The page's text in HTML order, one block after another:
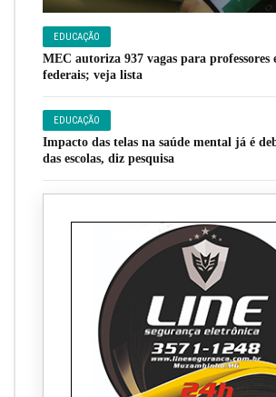
EDUCAÇÃO
MEC autoriza 937 vagas para professores
federais; veja lista
EDUCAÇÃO
Impacto das telas na saúde mental já é
das escolas, diz pesquisa